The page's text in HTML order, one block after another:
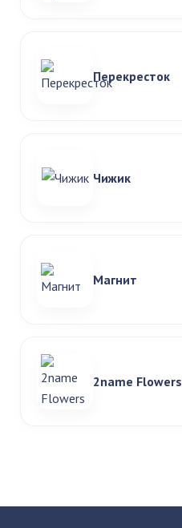
Перекресток
Чижик
Магнит
2name Flowers